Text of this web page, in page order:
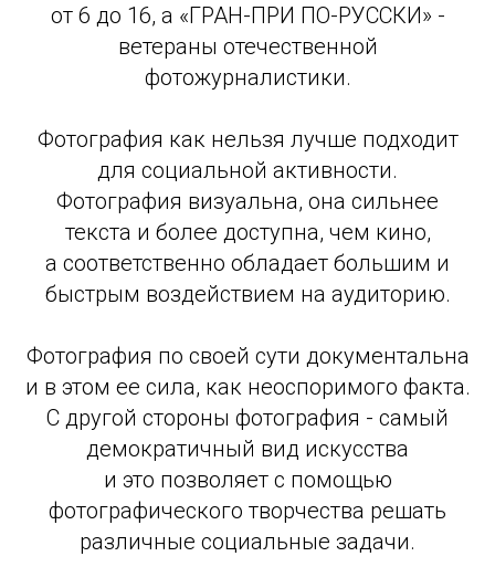
от 6 до 16, а «ГРАН-ПРИ ПО-РУССКИ» -
ветераны отечественной
фотожурналистики.
Фотография как нельзя лучше подходит
для социальной активности.
Фотография визуальна, она сильнее
текста и более доступна, чем кино,
а соответственно обладает большим и
быстрым воздействием на аудиторию.
Фотография по своей сути документальна
и в этом ее сила, как неоспоримого факта.
С другой стороны фотография - самый
демократичный вид искусства
и это позволяет с помощью
фотографического творчества решать
различные социальные задачи.